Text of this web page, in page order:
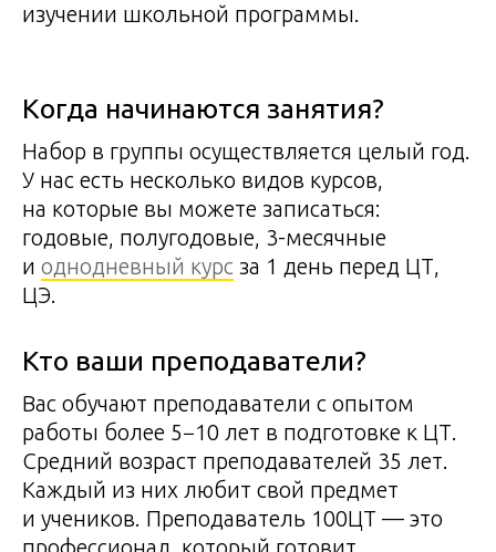
изучении школьной программы.
Когда начинаются занятия?
Набор в группы осуществляется целый год.
У нас есть несколько видов курсов,
на которые вы можете записаться:
годовые, полугодовые, 3-месячные
и однодневный курс за 1 день перед ЦТ,
ЦЭ.
Кто ваши преподаватели?
Вас обучают преподаватели с опытом
работы более 5−10 лет в подготовке к ЦТ.
Средний возраст преподавателей 35 лет.
Каждый из них любит свой предмет
и учеников. Преподаватель 100ЦТ — это